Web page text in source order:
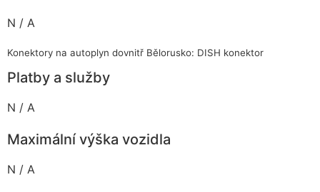
N / A
Konektory na autoplyn dovnitř Bělorusko: DISH konektor
Platby a služby
N / A
Maximální výška vozidla
N / A